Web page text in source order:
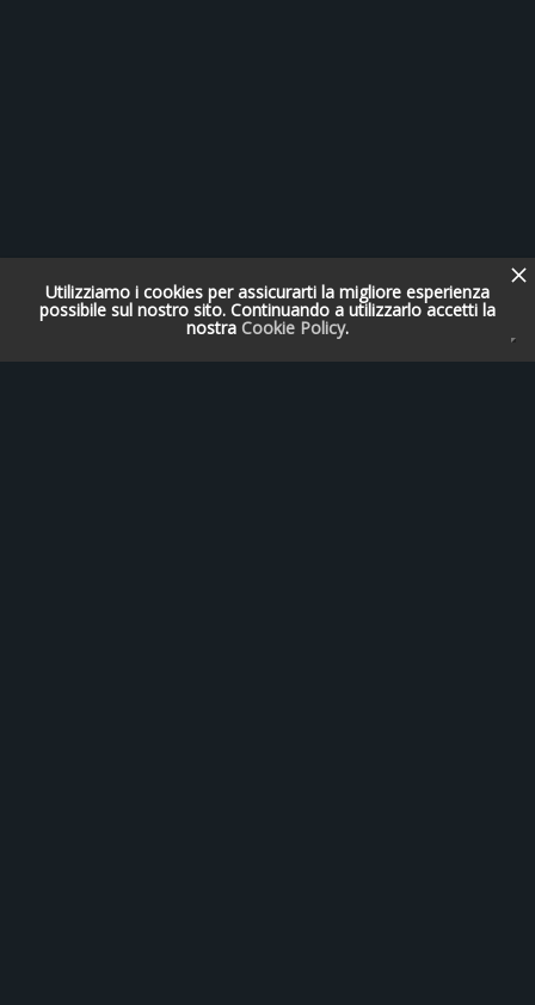
Utilizziamo i cookies per assicurarti la migliore esperienza
possibile sul nostro sito. Continuando a utilizzarlo accetti la
nostra Cookie Policy.